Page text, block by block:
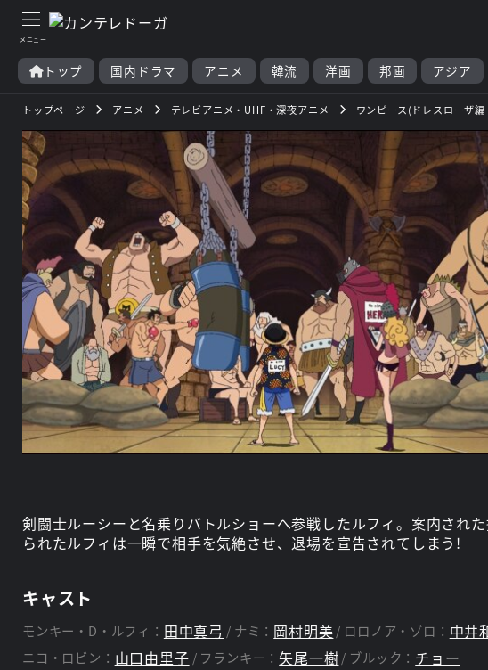
トップ 国内ドラマ アニメ 韓流 洋画 邦画 アジア
トップページ アニメ テレビアニメ・UHF・深夜アニメ ワンピース(ドレスローザ編
剣闘士ルーシーと名乗りバトルショーへ参戦したルフィ。案内され
られたルフィは一瞬で相手を気絶させ、退場を宣告されてしまう!
キャスト
モンキー・D・ルフィ： 田中真弓 ナミ： 岡村明美 ロロノア・ゾロ： 中井
ニコ・ロビン： 山口由里子 フランキー： 矢尾一樹 ブルック： チョー